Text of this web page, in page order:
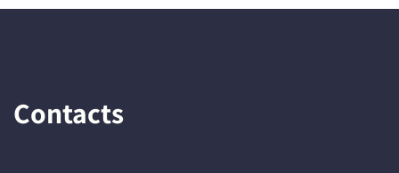
Contacts